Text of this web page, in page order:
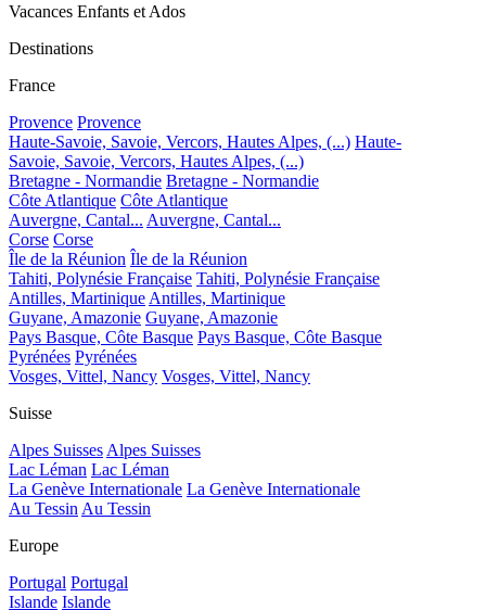
Vacances Enfants et Ados
Destinations
France
Provence Provence
Haute-Savoie, Savoie, Vercors, Hautes Alpes, (...) Haute-
Savoie, Savoie, Vercors, Hautes Alpes, (...)
Bretagne - Normandie Bretagne - Normandie
Côte Atlantique Côte Atlantique
Auvergne, Cantal... Auvergne, Cantal...
Corse Corse
Île de la Réunion Île de la Réunion
Tahiti, Polynésie Française Tahiti, Polynésie Française
Antilles, Martinique Antilles, Martinique
Guyane, Amazonie Guyane, Amazonie
Pays Basque, Côte Basque Pays Basque, Côte Basque
Pyrénées Pyrénées
Vosges, Vittel, Nancy Vosges, Vittel, Nancy
Suisse
Alpes Suisses Alpes Suisses
Lac Léman Lac Léman
La Genève Internationale La Genève Internationale
Au Tessin Au Tessin
Europe
Portugal Portugal
Islande Islande